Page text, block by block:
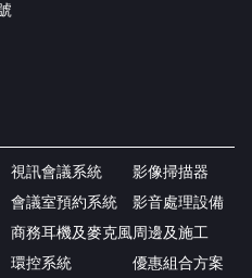
視訊會議系統
會議室預約系統
商務耳機及麥克風
環控系統
影像掃描器
影音處理設備
周邊及施工
優惠組合方案